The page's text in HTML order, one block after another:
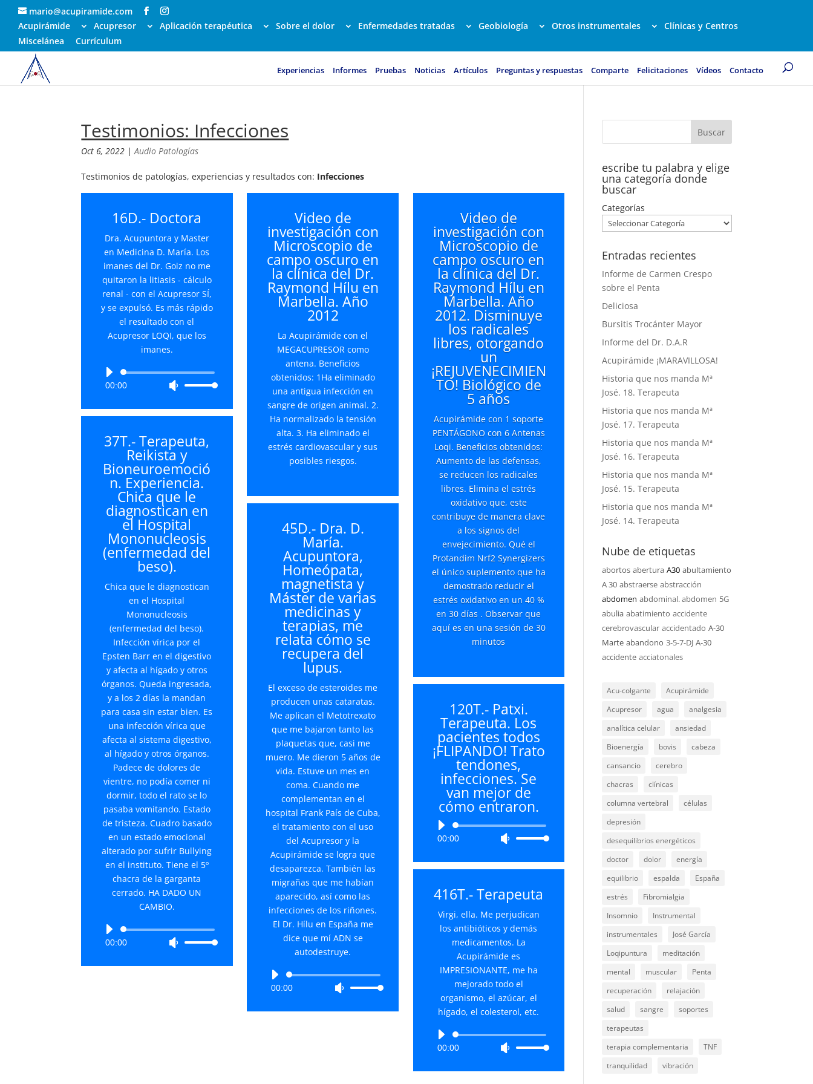
mario@acupiramide.com
Acupirámide
Acupresor Aplicación terapéutica Sobre el dolor Enfermedades tratadas Geobiología Otros instrumentales
Clínicas y Centros
Miscelánea
Currículum
Experiencias Informes Pruebas Noticias Artículos Preguntas y respuestas Comparte Felicitaciones Vídeos Contacto
Testimonios: Infecciones
Oct 6, 2022 |Audio Patologías
Testimonios de patologías, experiencias y resultados con: Infecciones
16D.- Doctora
Dra. Acupuntora y Master
en Medicina D. María. Los
imanes del Dr. Goiz no me
quitaron la litiasis - cálculo
renal - con el Acupresor SÍ,
y se expulsó. Es más rápido
el resultado con el
Acupresor LOQI, que los
imanes.
Reproductor
00:00
Utiliza
flecha
arriba/abajo
para
aumentar
o
disminuir
el
volumen.
37T.- Terapeuta,
Reikista y
Bioneuroemoció
n. Experiencia.
Chica que le
diagnostican en
el Hospital
Mononucleosis
(enfermedad del
beso).
Chica que le diagnostican
en el Hospital
Mononucleosis
(enfermedad del beso).
Infección vírica por el
Epsten Barr en el digestivo
y afecta al hígado y otros
órganos. Queda ingresada,
y a los 2 días la mandan
para casa sin estar bien. Es
una infección vírica que
afecta al sistema digestivo,
al hígado y otros órganos.
Padece de dolores de
vientre, no podía comer ni
dormir, todo el rato se lo
pasaba vomitando. Estado
de tristeza. Cuadro basado
en un estado emocional
alterado por sufrir Bullying
en el instituto. Tiene el 5º
chacra de la garganta
cerrado. HA DADO UN
CAMBIO.
Reproductor
00:00
Utiliza
Video de
investigación con
Microscopio de
campo oscuro en
la clínica del Dr.
Raymond Hílu en
Marbella. Año
2012
La Acupirámide con el
MEGACUPRESOR como
antena. Beneficios
obtenidos: 1Ha eliminado
una antigua infección en
sangre de origen animal. 2.
Ha normalizado la tensión
alta. 3. Ha eliminado el
estrés cardiovascular y sus
posibles riesgos.
45D.- Dra. D.
María.
Acupuntora,
Homeópata,
magnetista y
Máster de varias
medicinas y
terapias, me
relata cómo se
recupera del
lupus.
El exceso de esteroides me
producen unas cataratas.
Me aplican el Metotrexato
que me bajaron tanto las
plaquetas que, casi me
muero. Me dieron 5 años de
vida. Estuve un mes en
coma. Cuando me
complementan en el
hospital Frank País de Cuba,
el tratamiento con el uso
del Acupresor y la
Acupirámide se logra que
desaparezca. También las
migrañas que me habían
aparecido, así como las
infecciones de los riñones.
El Dr. Hílu en España me
dice que mí ADN se
autodestruye.
Reproductor
00:00
Utiliza
Video de
investigación con
Microscopio de
campo oscuro en
la clínica del Dr.
Raymond Hílu en
Marbella. Año
2012. Disminuye
los radicales
libres, otorgando
un
¡REJUVENECIMIEN
TO! Biológico de
5 años
Acupirámide con 1 soporte
PENTÁGONO con 6 Antenas
Loqi. Beneficios obtenidos:
Aumento de las defensas,
se reducen los radicales
libres. Elimina el estrés
oxidativo que, este
contribuye de manera clave
a los signos del
envejecimiento. Qué el
Protandim Nrf2 Synergizers
el único suplemento que ha
demostrado reducir el
estrés oxidativo en un 40 %
en 30 días . Observar que
aquí es en una sesión de 30
minutos
120T.- Patxi.
Terapeuta. Los
pacientes todos
¡FLIPANDO! Trato
tendones,
infecciones. Se
van mejor de
cómo entraron.
Reproductor
00:00
Utiliza
flecha
416T.- Terapeuta
Virgi, ella. Me perjudican
los antibióticos y demás
medicamentos. La
Acupirámide es
IMPRESIONANTE, me ha
mejorado todo el
organismo, el azúcar, el
hígado, el colesterol, etc.
Reproductor
00:00
Utiliza
escribe tu palabra y elige
una categoría donde
buscar
Categorías
Entradas recientes
Informe de Carmen Crespo
sobre el Penta
Deliciosa
Bursitis Trocánter Mayor
Informe del Dr. D.A.R
Acupirámide ¡MARAVILLOSA!
Historia que nos manda Mª
José. 18. Terapeuta
Historia que nos manda Mª
José. 17. Terapeuta
Historia que nos manda Mª
José. 16. Terapeuta
Historia que nos manda Mª
José. 15. Terapeuta
Historia que nos manda Mª
José. 14. Terapeuta
Nube de etiquetas
abortos abertura A30 abultamiento
A 30 abstraerse abstracción
abdomen abdominal. abdomen 5G
abulia abatimiento accidente
cerebrovascular accidentado A-30
Marte abandono 3-5-7-DJ A-30
accidente acciatonales
Acu-colgante
Acupirámide
Acupresor
agua
analgesia
analítica celular
ansiedad
Bioenergía
bovis
cabeza
cansancio
cerebro
chacras
clínicas
columna vertebral
células
depresión
desequilibrios energéticos
doctor
dolor
energía
equilibrio
espalda
España
estrés
Fibromialgia
Insomnio
Instrumental
instrumentales
José García
Loqipuntura
meditación
mental
muscular
Penta
recuperación
relajación
salud
sangre
soportes
terapeutas
terapia complementaria
TNF
tranquilidad
vibración